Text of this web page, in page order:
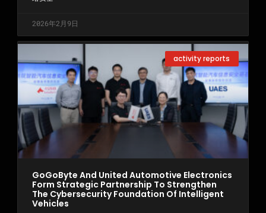
2026年2月9日
activity reports
GoGoByte And United Automotive Electronics
Form Strategic Partnership To Strengthen
The Cybersecurity Foundation Of Intelligent
Vehicles